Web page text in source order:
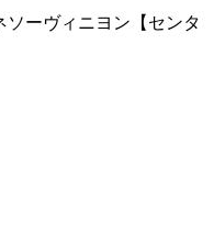
ーヴィニヨン【センタ